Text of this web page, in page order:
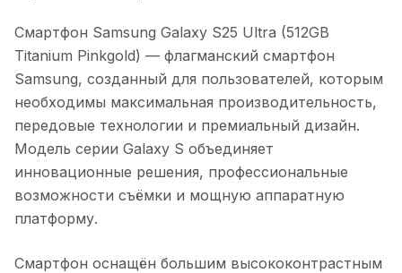
Смартфон Samsung Galaxy S25 Ultra (512GB
Titanium Pinkgold) — флагманский смартфон
Samsung, созданный для пользователей, которым
необходимы максимальная производительность,
передовые технологии и премиальный дизайн.
Модель серии Galaxy S объединяет
инновационные решения, профессиональные
возможности съёмки и мощную аппаратную
платформу.
Смартфон оснащён большим высококонтрастным